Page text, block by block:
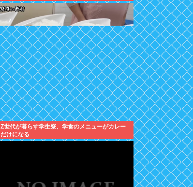
Z世代が暮らす学生寮、学食のメニューがカレー
だけになる